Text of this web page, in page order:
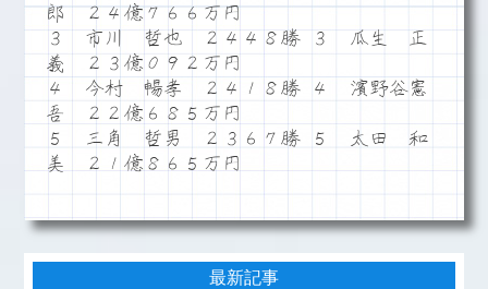
郎 ２４億７６６万円
３ 市川 哲也 ２４４８勝 ３ 瓜生 正
義 ２３億０９２万円
４ 今村 暢孝 ２４１８勝 ４ 濱野谷憲
吾 ２２億６８５万円
５ 三角 哲男 ２３６７勝 ５ 太田 和
美 ２１億８６５万円
最新記事